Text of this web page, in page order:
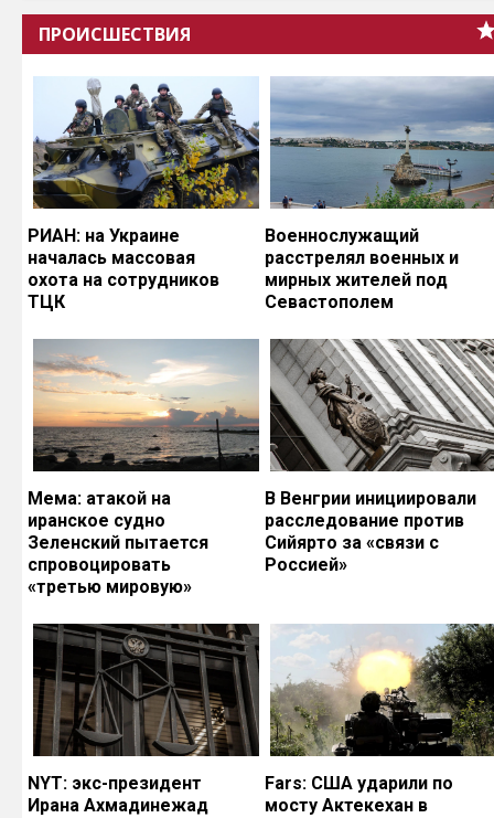
ПРОИСШЕСТВИЯ
РИАН: на Украине
началась массовая
охота на сотрудников
ТЦК
Военнослужащий
расстрелял военных и
мирных жителей под
Севастополем
Мема: атакой на
иранское судно
Зеленский пытается
спровоцировать
«третью мировую»
В Венгрии инициировали
расследование против
Сийярто за «связи с
Россией»
NYT: экс-президент
Ирана Ахмадинежад
Fars: США ударили по
мосту Актекехан в